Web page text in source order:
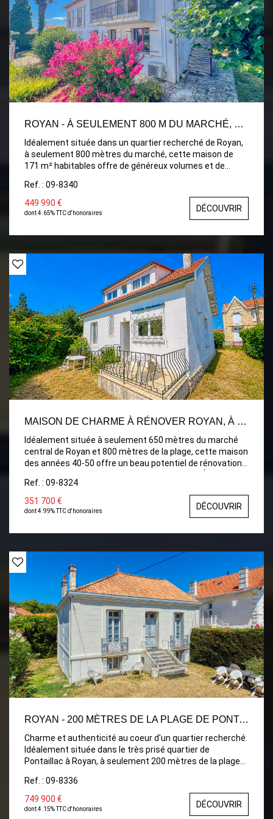
chaleur récente couplée à la production d'eau chaude.
ROYAN - À SEULEMENT 800 M DU MARCHÉ, SPACIEUSE MAISON FAMILIALE DE 171 M²
Idéalement située dans un quartier recherché de Royan,
à seulement 800 mètres du marché, cette maison de
171 m² habitables offre de généreux volumes et de
une grande famille, une résidence secondaire ou un
projet d'accueil. À l'étage, vous découvrirez une entrée
desservant une agréable et lumineuse pièce de vie
ouvrant sur un balcon, une cuisine indépendante, quatre
chambres, deux salles d'eau ainsi qu'un WC indépendant.
avec deux chambres supplémentaires, une salle d'eau,
une buanderie, une chaufferie et un vaste garage de 57
m², offrant un bel espace de stationnement, de
rangement ou d'atelier. L'ensemble est implanté sur un
terrain clos de 566 m², permettant de profiter
pleinement des extérieurs en toute tranquillité.
Ref. : 09-8340
449 990 €
dont 4.65% TTC d'honoraires DÉCOUVRIR
MAISON DE CHARME À RÉNOVER ROYAN, À DEUX PAS DU MARCHÉ ET DE LA PLAGE
Idéalement située à seulement 650 mètres du marché
central de Royan et 800 mètres de la plage, cette maison
des années 40-50 offre un beau potentiel de rénovation
un agréable terrain avec jardin, elle se compose, au rez-
de-chaussée, d'une entrée desservant un séjour
lumineux, une cuisine indépendante, deux chambres de
plain-pied, dont une avec sa salle de bains privative, ainsi
qu'un WC indépendant. À l'étage, un palier distribue deux
également une cave et un atelier, offrant de nombreuses
possibilités de stockage ou d'aménagement. Des
travaux de rénovation sont à prévoir, laissant libre cours
à vos envies pour redonner tout son cachet à cette
maison de caractère et en faire une résidence principale,
secondaire ou un investissement de qualité.
Ref. : 09-8324
351 700 €
dont 4.99% TTC d'honoraires DÉCOUVRIR
ROYAN - 200 MÈTRES DE LA PLAGE DE PONTAILLAC
Charme et authenticité au coeur d'un quartier recherché.
Idéalement située dans le très prisé quartier de
Pontaillac à Royan, à seulement 200 mètres de la plage
maison en pierre séduira les amateurs de caractère par
son authenticité, son emplacement privilégié et son
agréable environnement. Édifiée sur deux niveaux, elle
Ref. : 09-8336
749 900 €
dont 4.15% TTC d'honoraires DÉCOUVRIR